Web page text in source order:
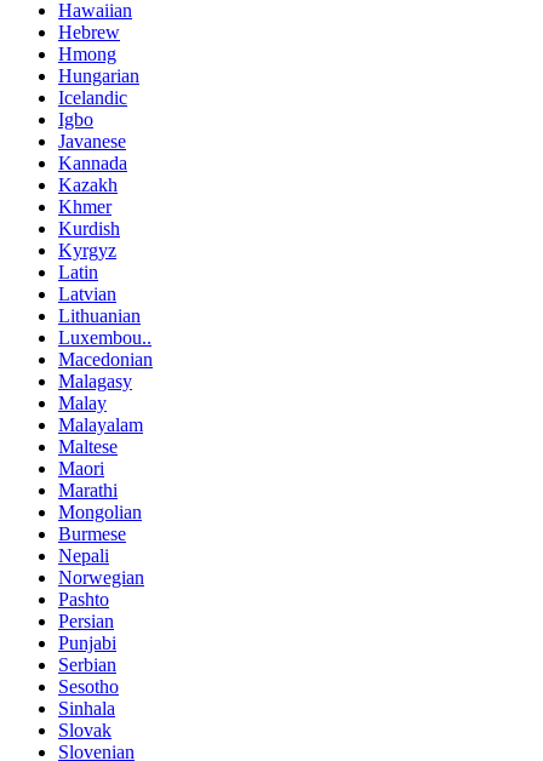
Hawaiian
Hebrew
Hmong
Hungarian
Icelandic
Igbo
Javanese
Kannada
Kazakh
Khmer
Kurdish
Kyrgyz
Latin
Latvian
Lithuanian
Luxembou..
Macedonian
Malagasy
Malay
Malayalam
Maltese
Maori
Marathi
Mongolian
Burmese
Nepali
Norwegian
Pashto
Persian
Punjabi
Serbian
Sesotho
Sinhala
Slovak
Slovenian